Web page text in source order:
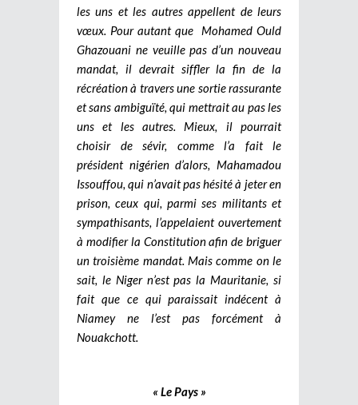
les uns et les autres appellent de leurs
vœux. Pour autant que Mohamed Ould
Ghazouani ne veuille pas d’un nouveau
mandat, il devrait siffler la fin de la
récréation à travers une sortie rassurante
et sans ambiguïté, qui mettrait au pas les
uns et les autres. Mieux, il pourrait
choisir de sévir, comme l’a fait le
président nigérien d’alors, Mahamadou
Issouffou, qui n’avait pas hésité à jeter en
prison, ceux qui, parmi ses militants et
sympathisants, l’appelaient ouvertement
à modifier la Constitution afin de briguer
un troisième mandat. Mais comme on le
sait, le Niger n’est pas la Mauritanie, si
fait que ce qui paraissait indécent à
Niamey ne l’est pas forcément à
Nouakchott.
« Le Pays »